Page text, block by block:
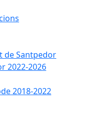
de Santpedor
2022-2026
2018-2022